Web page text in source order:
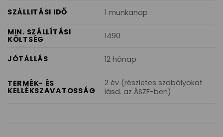
SZÁLLITÁSI IDŐ
1 munkanap
MIN. SZÁLLÍTÁSI
KÖLTSÉG 1490
JÓTÁLLÁS 12 hónap
TERMÉK- ÉS
KELLÉKSZAVATOSSÁG
2 év (részletes szabályokat
lásd. az ÁSZF-ben)